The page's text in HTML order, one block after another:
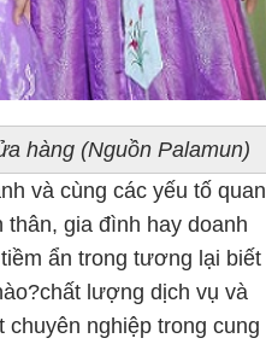
hàng (Nguồn Palamun)
và cùng các yếu tố quan
gia đình hay doanh
ẩn trong tương lại biết
lượng dịch vụ và
nghiệp trong cung